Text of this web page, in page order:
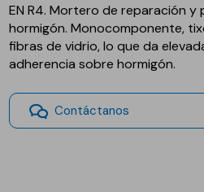
EN R4. Mortero de reparación
hormigón. Monocomponente,
fibras de vidrio, lo que da
adherencia sobre hormigón.
Contáctanos